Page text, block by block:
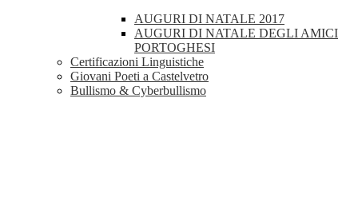
AUGURI DI NATALE 2017
AUGURI DI NATALE DEGLI AMICI
PORTOGHESI
Certificazioni Linguistiche
Giovani Poeti a Castelvetro
Bullismo & Cyberbullismo